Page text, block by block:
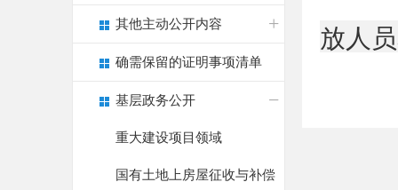
其他主动公开内容
确需保留的证明事项清单
基层政务公开
重大建设项目领域
国有土地上房屋征收与补偿
放人